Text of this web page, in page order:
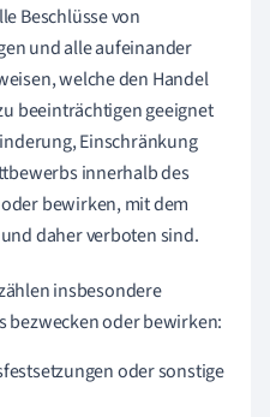
Beschlüsse von
und alle aufeinander
welche den Handel
beeinträchtigen geeignet
Einschränkung
innerhalb des
bewirken, mit dem
daher verboten sind.
insbesondere
bezwecken oder bewirken:
oder sonstige